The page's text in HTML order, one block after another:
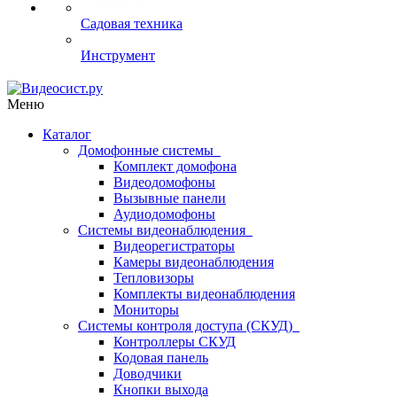
Садовая техника
Инструмент
Меню
Каталог
Домофонные системы
Комплект домофона
Видеодомофоны
Вызывные панели
Аудиодомофоны
Системы видеонаблюдения
Видеорегистраторы
Камеры видеонаблюдения
Тепловизоры
Комплекты видеонаблюдения
Мониторы
Системы контроля доступа (СКУД)
Контроллеры СКУД
Кодовая панель
Доводчики
Кнопки выхода